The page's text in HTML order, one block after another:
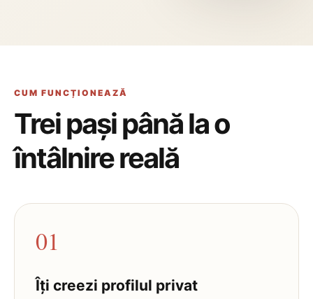
CUM FUNCȚIONEAZĂ
Trei pași până la o
întâlnire reală
01
Îți creezi profilul privat